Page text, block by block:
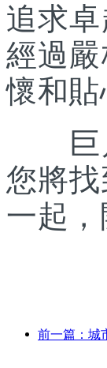
追求
經過
懷和貼
巨片
您將
一起